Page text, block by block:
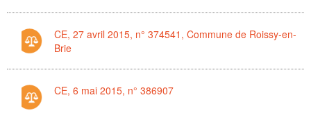
CE, 27 avril 2015, n° 374541, Commune de Roissy-en-
Brie
CE, 6 mai 2015, n° 386907